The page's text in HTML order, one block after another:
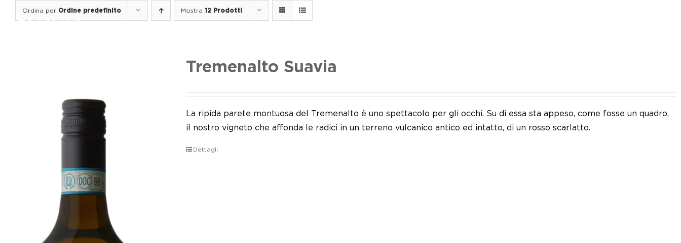
Ordina per Ordine predefinito Mostra 12 Prodotti
Tremenalto Suavia
La ripida parete montuosa del Tremenalto è uno spettacolo per gli occhi. Su di essa sta appeso, come fosse un quadro,
il nostro vigneto che affonda le radici in un terreno vulcanico antico ed intatto, di un rosso scarlatto.
Dettagli